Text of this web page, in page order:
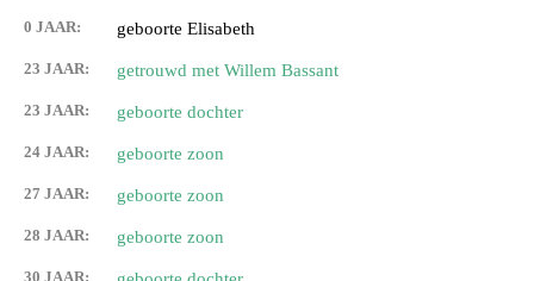
0 JAAR: geboorte Elisabeth
23 JAAR: getrouwd met Willem Bassant
23 JAAR: geboorte dochter
24 JAAR: geboorte zoon
27 JAAR: geboorte zoon
28 JAAR: geboorte zoon
30 JAAR: